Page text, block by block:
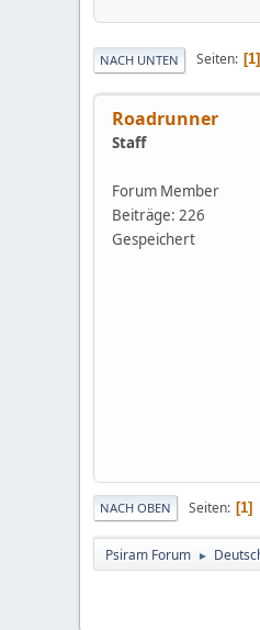
NACH UNTEN Seiten 1
Roadrunner
Staff
Forum Member
Beiträge: 226
Gespeichert
NACH OBEN Seiten 1
Psiram Forum ►